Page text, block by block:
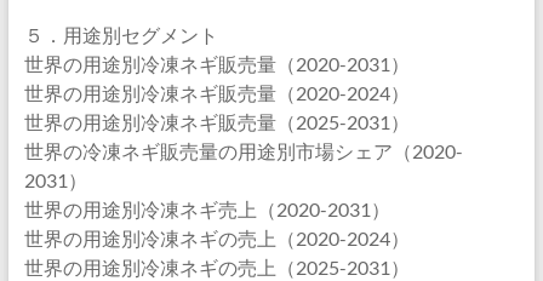
５．用途別セグメント
世界の用途別冷凍ネギ販売量（2020-2031）
世界の用途別冷凍ネギ販売量（2020-2024）
世界の用途別冷凍ネギ販売量（2025-2031）
世界の冷凍ネギ販売量の用途別市場シェア（2020-
2031）
世界の用途別冷凍ネギ売上（2020-2031）
世界の用途別冷凍ネギの売上（2020-2024）
世界の用途別冷凍ネギの売上（2025-2031）